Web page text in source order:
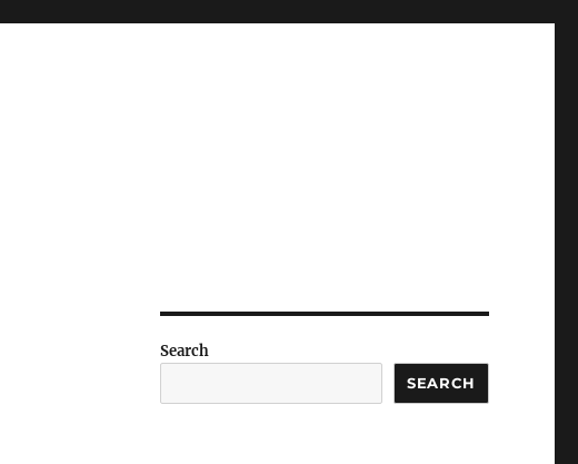
Search
SEARCH